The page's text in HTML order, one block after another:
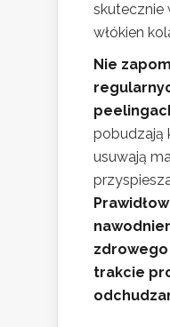
skutecznie
włókien
Nie
pobudzają
usuwają
zdrowego
trakcie